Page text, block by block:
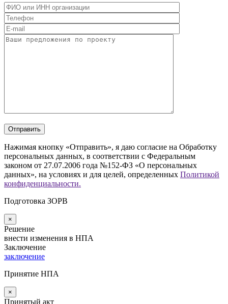
Нажимая кнопку «Отправить», я даю согласие на Обработку
персональных данных, в соответствии с Федеральным
законом от 27.07.2006 года №152-ФЗ «О персональных
данных», на условиях и для целей, определенных Политикой
конфиденциальности.
Подготовка ЗОРВ
×
Решение
внести изменения в НПА
Заключение
заключение
Принятие НПА
×
Принятый акт